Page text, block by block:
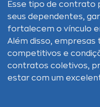
Esse tipo de contrato
seus dependentes,
fortalecem o vínculo
Além disso, empresas
competitivos e
contratos coletivos,
estar com um